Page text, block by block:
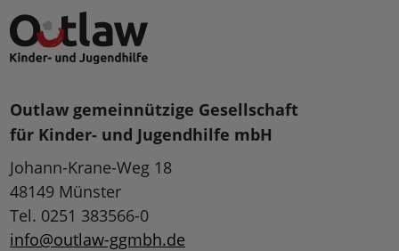
Outlaw gemeinnützige Gesellschaft
für Kinder- und Jugendhilfe mbH
Johann-Krane-Weg 18
48149 Münster
Tel. 0251 383566-0
info@outlaw-ggmbh.de